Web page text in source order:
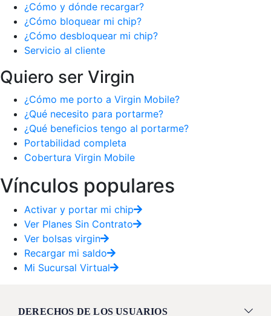
¿Cómo y dónde recargar?
¿Cómo bloquear mi chip?
¿Cómo desbloquear mi chip?
Servicio al cliente
Quiero ser Virgin
¿Cómo me porto a Virgin Mobile?
¿Qué necesito para portarme?
¿Qué beneficios tengo al portarme?
Portabilidad completa
Cobertura Virgin Mobile
Vínculos populares
Activar y portar mi chip
Ver Planes Sin Contrato
Ver bolsas virgin
Recargar mi saldo
Mi Sucursal Virtual
DERECHOS DE LOS USUARIOS